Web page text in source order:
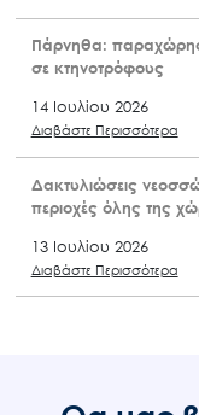
Πάρνηθα:
σε κτηνοτρόφους
14 Ιουλίου 2026
Διαβάστε Περισσότερα
Δακτυλιώσεις
περιοχές όλης της
13 Ιουλίου 2026
Διαβάστε Περισσότερα